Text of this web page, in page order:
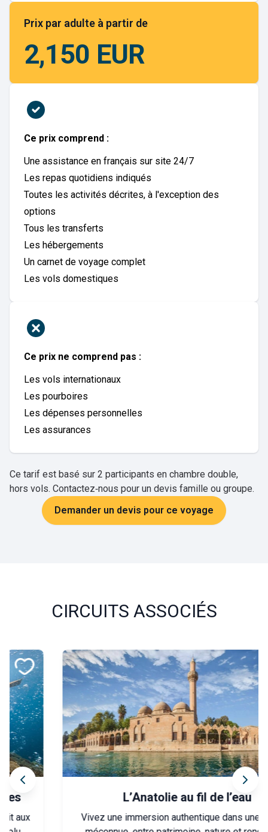
Prix par adulte à partir de
2,150 EUR
Ce prix comprend :
Une assistance en français sur site 24/7
Les repas quotidiens indiqués
Toutes les activités décrites, à l'exception des
options
Tous les transferts
Les hébergements
Un carnet de voyage complet
Les vols domestiques
Ce prix ne comprend pas :
Les vols internationaux
Les pourboires
Les dépenses personnelles
Les assurances
Ce tarif est basé sur 2 participants en chambre double,
hors vols. Contactez‑nous pour un devis famille ou groupe.
Demander un devis pour ce voyage
CIRCUITS ASSOCIÉS
L’Anatolie au fil de l’eau
Vivez une immersion authentique dans une Turquie